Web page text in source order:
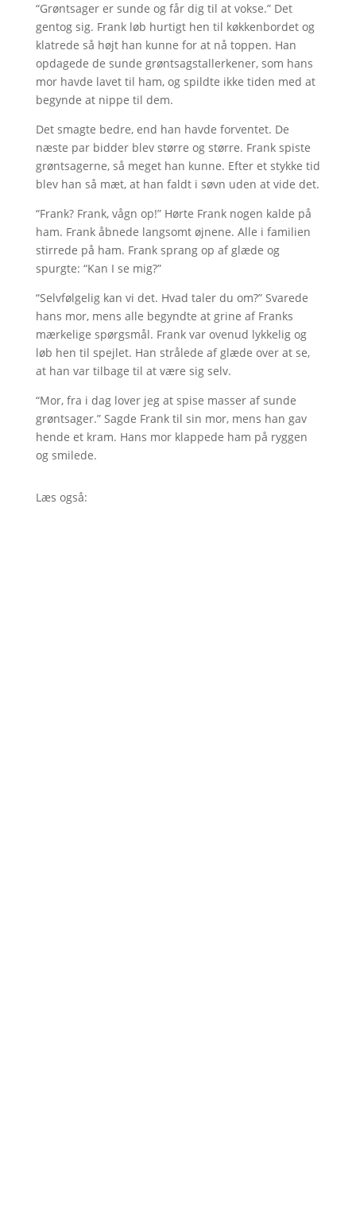
“Grøntsager er sunde og får dig til at vokse.” Det
gentog sig. Frank løb hurtigt hen til køkkenbordet og
klatrede så højt han kunne for at nå toppen. Han
opdagede de sunde grøntsagstallerkener, som hans
mor havde lavet til ham, og spildte ikke tiden med at
begynde at nippe til dem.
Det smagte bedre, end han havde forventet. De
næste par bidder blev større og større. Frank spiste
grøntsagerne, så meget han kunne. Efter et stykke tid
blev han så mæt, at han faldt i søvn uden at vide det.
“Frank? Frank, vågn op!” Hørte Frank nogen kalde på
ham. Frank åbnede langsomt øjnene. Alle i familien
stirrede på ham. Frank sprang op af glæde og
spurgte: “Kan I se mig?”
“Selvfølgelig kan vi det. Hvad taler du om?” Svarede
hans mor, mens alle begyndte at grine af Franks
mærkelige spørgsmål. Frank var ovenud lykkelig og
løb hen til spejlet. Han strålede af glæde over at se,
at han var tilbage til at være sig selv.
“Mor, fra i dag lover jeg at spise masser af sunde
grøntsager.” Sagde Frank til sin mor, mens han gav
hende et kram. Hans mor klappede ham på ryggen
og smilede.
Læs også: